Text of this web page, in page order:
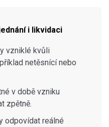
i likvidaci
vzniklé kvůli
netěsnící nebo
v době vzniku
zpětně.
odpovídat reálné